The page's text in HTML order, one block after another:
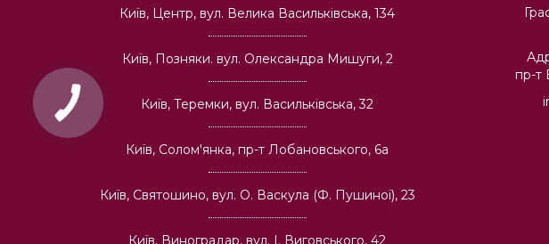
Київ, Центр, вул. Велика Васильківська, 134
Київ, Позняки. вул. Олександра Мишуги, 2
Київ, Теремки, вул. Васильківська, 32
Київ, Солом'янка, пр-т Лобановського, 6а
Київ, Святошино, вул. О. Васкула (Ф. Пушиної), 23
Київ, Виноградар, вул. І. Виговського, 42
пр-т